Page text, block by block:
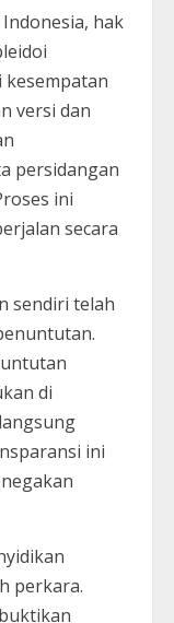
hak
kesempatan
versi dan
persidangan
ini
secara
sendiri telah
di
ini
perkara.